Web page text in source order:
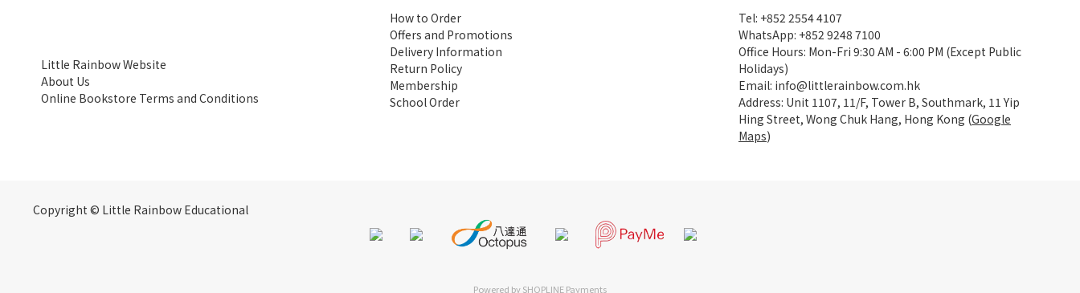
Little Rainbow Website
About Us
Online Bookstore Terms and Conditions
How to Order
Offers and Promotions
Delivery Information
Return Policy
Membership
School Order
Tel: +852 2554 4107
WhatsApp: +852 9248 7100
Office Hours: Mon-Fri 9:30 AM - 6:00 PM (Except Public
Holidays)
Email: info@littlerainbow.com.hk
Address: Unit 1107, 11/F, Tower B, Southmark, 11 Yip
Hing Street, Wong Chuk Hang, Hong Kong (Google
Maps)
Copyright © Little Rainbow Educational
Powered bySHOPLINE Payments